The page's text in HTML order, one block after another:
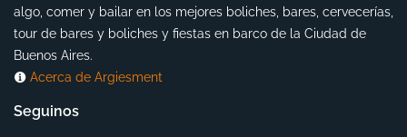
algo, comer y bailar en los mejores boliches, bares, cervecerías,
tour de bares y boliches y fiestas en barco de la Ciudad de
Buenos Aires.
Acerca de Argiesment
Seguinos